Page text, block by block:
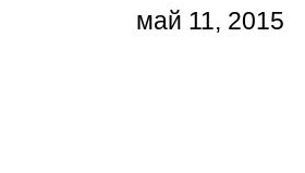
май 11, 2015